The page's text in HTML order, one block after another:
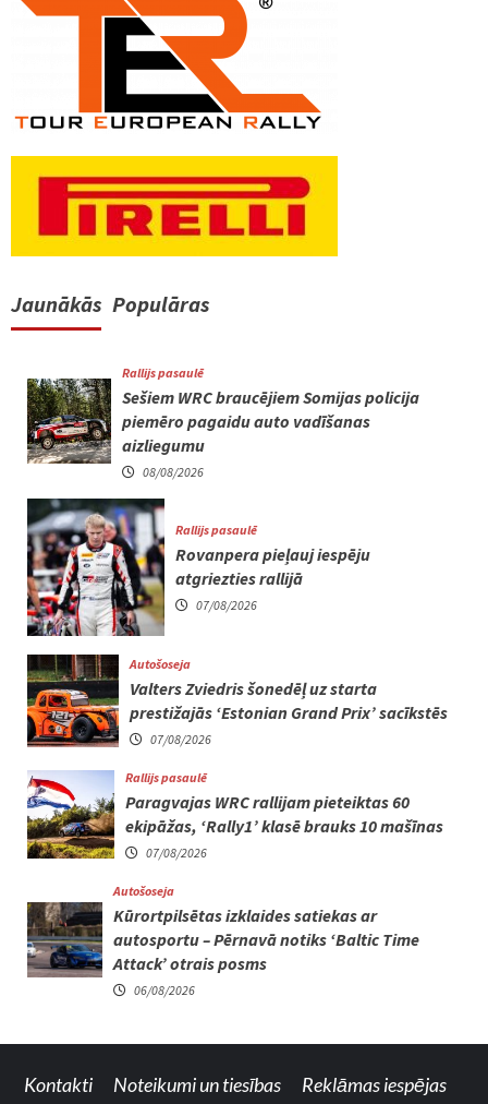
Jaunākās Populāras
Rallijs pasaulē
Sešiem WRC braucējiem Somijas policija
piemēro pagaidu auto vadīšanas
aizliegumu
08/08/2026
Rallijs pasaulē
Rovanpera pieļauj iespēju
atgriezties rallijā
07/08/2026
Autošoseja
Valters Zviedris šonedēļ uz starta
prestižajās ‘Estonian Grand Prix’ sacīkstēs
07/08/2026
Rallijs pasaulē
Paragvajas WRC rallijam pieteiktas 60
ekipāžas, ‘Rally1’ klasē brauks 10 mašīnas
07/08/2026
Autošoseja
Kūrortpilsētas izklaides satiekas ar
autosportu – Pērnavā notiks ‘Baltic Time
Attack’ otrais posms
06/08/2026
Kontakti Noteikumi un tiesības Reklāmas iespējas